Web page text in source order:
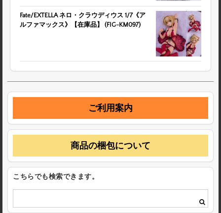
Fate/EXTELLA ネロ・クラウディウス 1/7《ア
ルファマックス》【在庫品】 (FIG-KM097)
ご利用案内
商品の梱包について
こちらでも検索できます。